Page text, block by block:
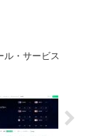
ル・サービス